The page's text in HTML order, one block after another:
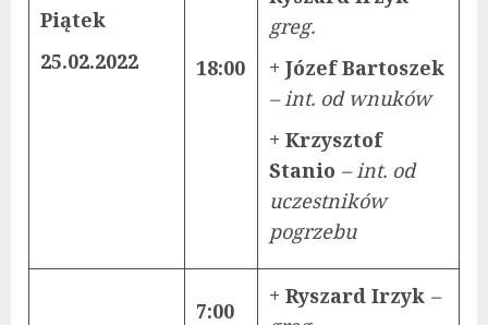
Piątek
25.02.2022
18:00
greg.
+ Józef Bartoszek
– int. od wnuków
+ Krzysztof
Stanio – int. od
uczestników
pogrzebu
7:00
+ Ryszard Irzyk –